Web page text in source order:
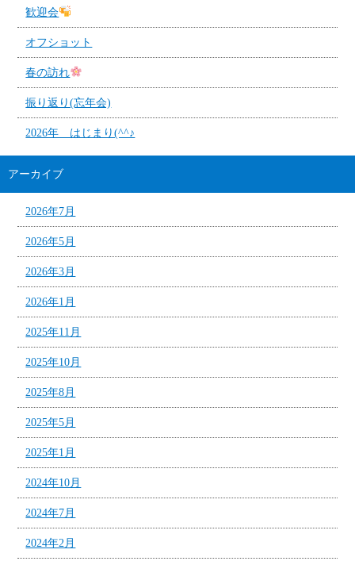
歓迎会
オフショット
春の訪れ
振り返り(忘年会)
2026年 はじまり(^^♪
アーカイブ
2026年7月
2026年5月
2026年3月
2026年1月
2025年11月
2025年10月
2025年8月
2025年5月
2025年1月
2024年10月
2024年7月
2024年2月